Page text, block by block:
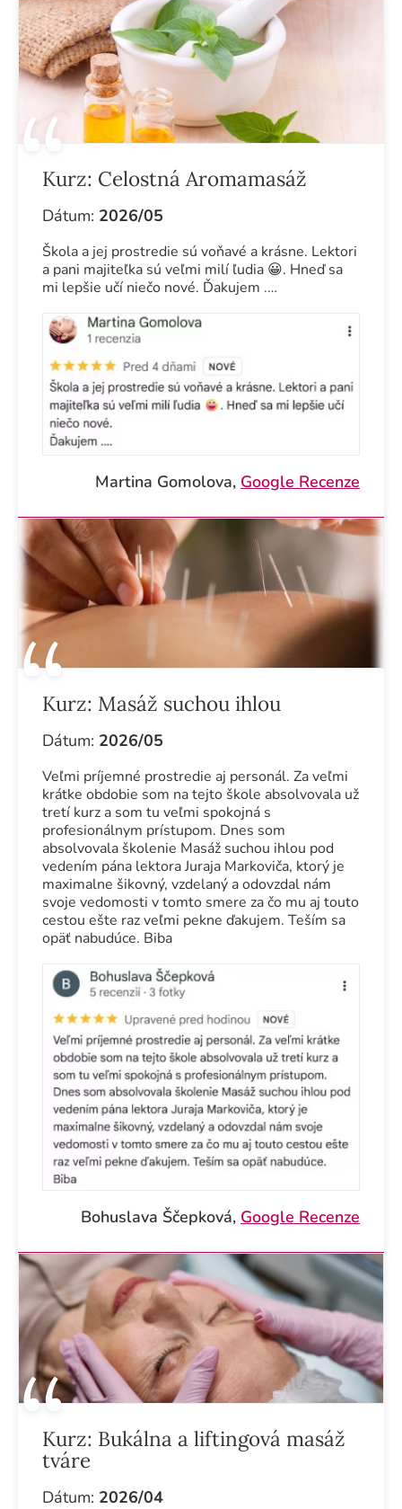
Kurz: Celostná Aromamasáž
Dátum: 2026/05
Škola a jej prostredie sú voňavé a krásne. Lektori
a pani majiteľka sú veľmi milí ľudia 😀. Hneď sa
mi lepšie učí niečo nové. Ďakujem .…
Martina Gomolova, Google Recenze
Kurz: Masáž suchou ihlou
Dátum: 2026/05
Veľmi príjemné prostredie aj personál. Za veľmi
krátke obdobie som na tejto škole absolvovala už
tretí kurz a som tu veľmi spokojná s
profesionálnym prístupom. Dnes som
absolvovala školenie Masáž suchou ihlou pod
vedením pána lektora Juraja Markoviča, ktorý je
maximalne šikovný, vzdelaný a odovzdal nám
svoje vedomosti v tomto smere za čo mu aj touto
cestou ešte raz veľmi pekne ďakujem. Teším sa
opäť nabudúce. Biba
Bohuslava Ščepková, Google Recenze
Kurz: Bukálna a liftingová masáž
tváre
Dátum: 2026/04